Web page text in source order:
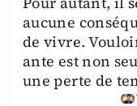
aucune
de vivre.
ante est non
une perte de